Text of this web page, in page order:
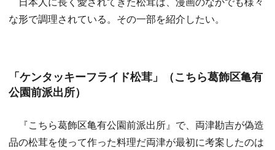
な形で調理されている。その一部を紹介したい。
「ケンタッキーフライド松茸」（こちら葛飾区亀有
公園前派出所）
『こちら葛飾区亀有公園前派出所』で、両津勘吉が偽造
品の松茸を使って作った料理だ両津が最初に考案したのは